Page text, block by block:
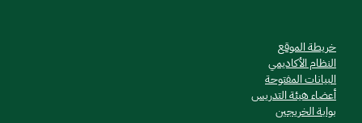
خريطة الموقع
النظام الأكاديمي
البيانات المفتوحة
أعضاء هيئة التدريس
بوابة الخريجين